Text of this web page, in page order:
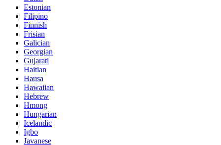
Estonian
Filipino
Finnish
Frisian
Galician
Georgian
Gujarati
Haitian
Hausa
Hawaiian
Hebrew
Hmong
Hungarian
Icelandic
Igbo
Javanese